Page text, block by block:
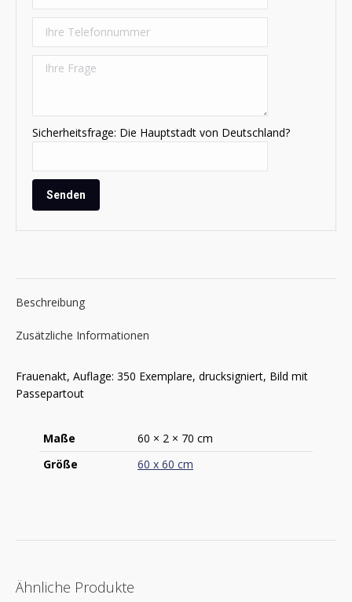
Sicherheitsfrage: Die Hauptstadt von Deutschland?
Beschreibung
Zusätzliche Informationen
Frauenakt, Auflage: 350 Exemplare, drucksigniert, Bild mit
Passepartout
Maße
60 × 2 × 70 cm
Größe
60 x 60 cm
Ähnliche Produkte